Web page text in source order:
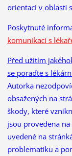
orientaci v oblasti
Poskytnuté
komunikaci s
Před užitím
se poraďte s
Autorka
obsažených na
škody, které
jsou provedena
uvedené na
problematiku a